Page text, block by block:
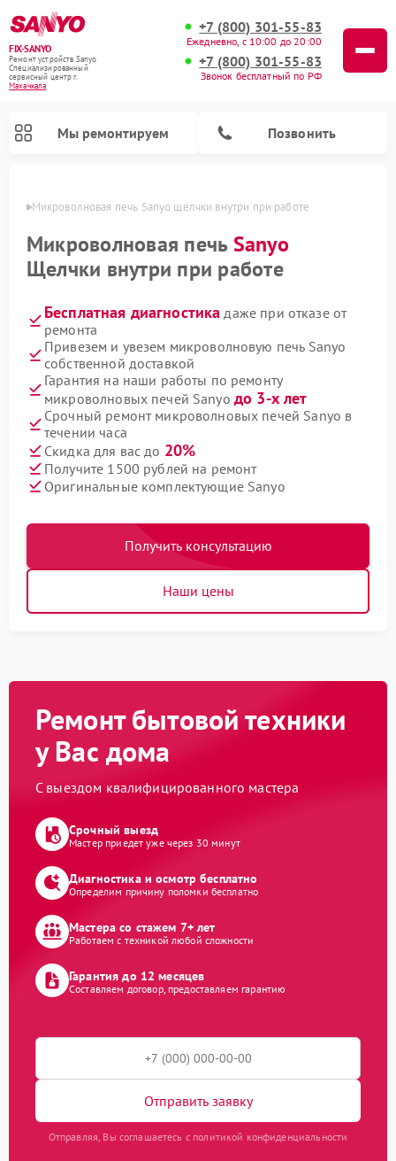
FIX-SANYO
Ремонт устройств Sanyo
Специализированный
cервисный центр г.
Махачкала
+7 (800) 301-55-83
Ежедневно, с 10:00 до 20:00
+7 (800) 301-55-83
Звонок бесплатный по РФ
Мы ремонтируем Позвонить
Микроволновая печь Sanyo щелчки внутри при работе
Микроволновая печьSanyo
Щелчки внутри при работе
Бесплатная диагностика даже при отказе от
ремонта
Привезем и увезем микроволновую печь Sanyo
собственной доставкой
Гарантия на наши работы по ремонту
микроволновых печей Sanyo до 3-х лет
Срочный ремонт микроволновых печей Sanyo в
течении часа
Скидка для вас до 20%
Получите 1500 рублей на ремонт
Оригинальные комплектующие Sanyo
Получить консультацию
Наши цены
Ремонт бытовой техники
у Вас дома
С выездом квалифицированного мастера
Срочный выезд
Мастер приедет уже через 30 минут
Диагностика и осмотр бесплатно
Определим причину поломки бесплатно
Мастера со стажем 7+ лет
Работаем с техникой любой сложности
Гарантия до 12 месяцев
Составляем договор, предоставляем гарантию
Отправить заявку
Отправляя, Вы соглашаетесь с политикой конфиденциальности